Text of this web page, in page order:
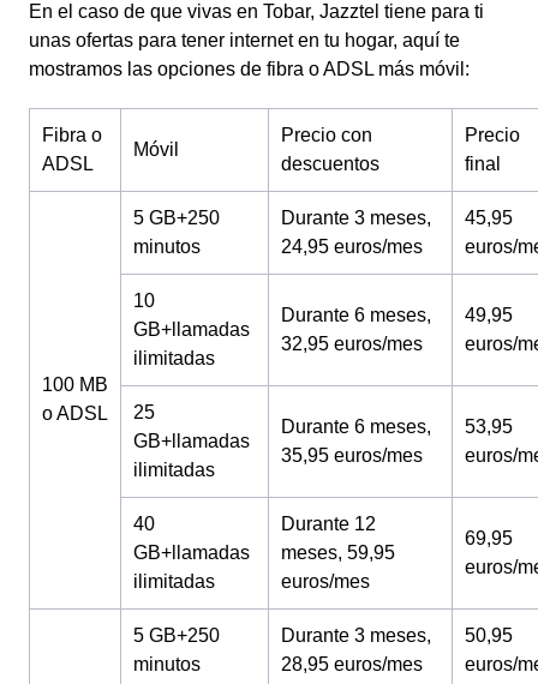
En el caso de que vivas en Tobar, Jazztel tiene para ti
unas ofertas para tener internet en tu hogar, aquí te
mostramos las opciones de fibra o ADSL más móvil:
Fibra o
ADSL
Móvil
Precio con
descuentos
Precio
final
100 MB
o ADSL
5 GB+250
minutos
Durante 3 meses,
24,95 euros/mes
45,95
euros/
10
GB+llamadas
ilimitadas
Durante 6 meses,
32,95 euros/mes
49,95
euros/
25
GB+llamadas
ilimitadas
Durante 6 meses,
35,95 euros/mes
53,95
euros/
40
GB+llamadas
ilimitadas
Durante 12
meses, 59,95
euros/mes
69,95
euros/
5 GB+250
minutos
Durante 3 meses,
28,95 euros/mes
50,95
euros/